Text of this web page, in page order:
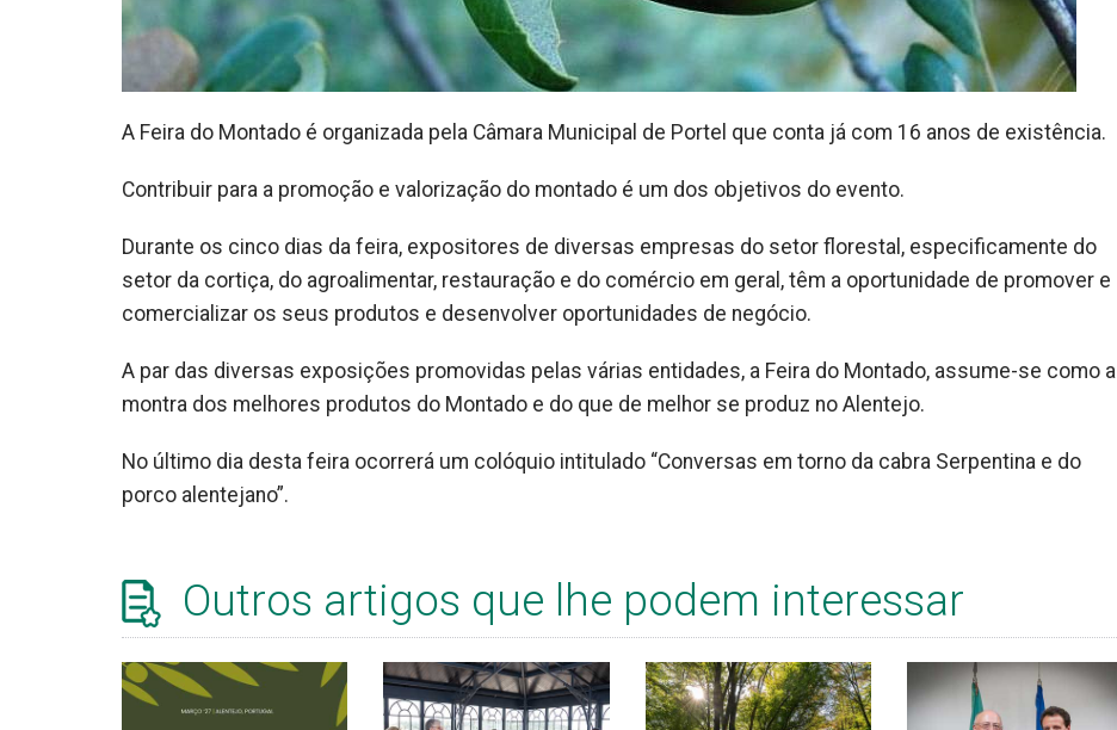
A Feira do Montado é organizada pela Câmara Municipal de Portel que conta já com 16 anos de existência.
Contribuir para a promoção e valorização do montado é um dos objetivos do evento.
Durante os cinco dias da feira, expositores de diversas empresas do setor florestal, especificamente do
setor da cortiça, do agroalimentar, restauração e do comércio em geral, têm a oportunidade de promover e
comercializar os seus produtos e desenvolver oportunidades de negócio.
A par das diversas exposições promovidas pelas várias entidades, a Feira do Montado, assume-se como a
montra dos melhores produtos do Montado e do que de melhor se produz no Alentejo.
No último dia desta feira ocorrerá um colóquio intitulado “Conversas em torno da cabra Serpentina e do
porco alentejano”.
Outros artigos que lhe podem interessar